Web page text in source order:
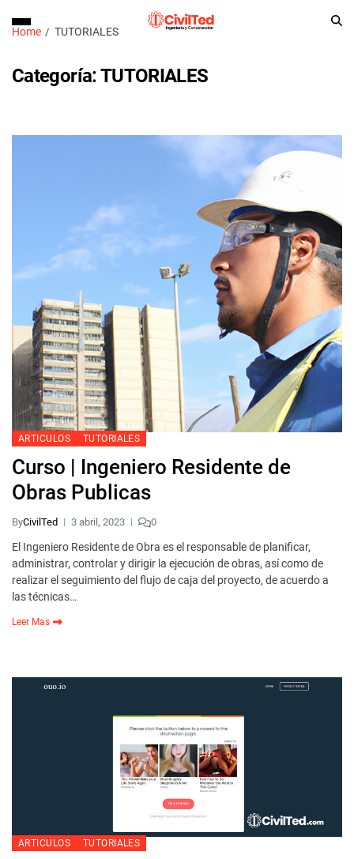
Home TUTORIALES
Categoría:TUTORIALES
ARTICULOS TUTORIALES
Curso | Ingeniero Residente de
Obras Publicas
ByCivilTed 3 abril, 2023 0
El Ingeniero Residente de Obra es el responsable de planificar,
administrar, controlar y dirigir la ejecución de obras, así como de
realizar el seguimiento del flujo de caja del proyecto, de acuerdo a
las técnicas…
Leer Mas
ARTICULOS TUTORIALES